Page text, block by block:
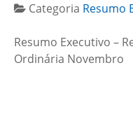
Categoria Resumo
Resumo Executivo –
Ordinária